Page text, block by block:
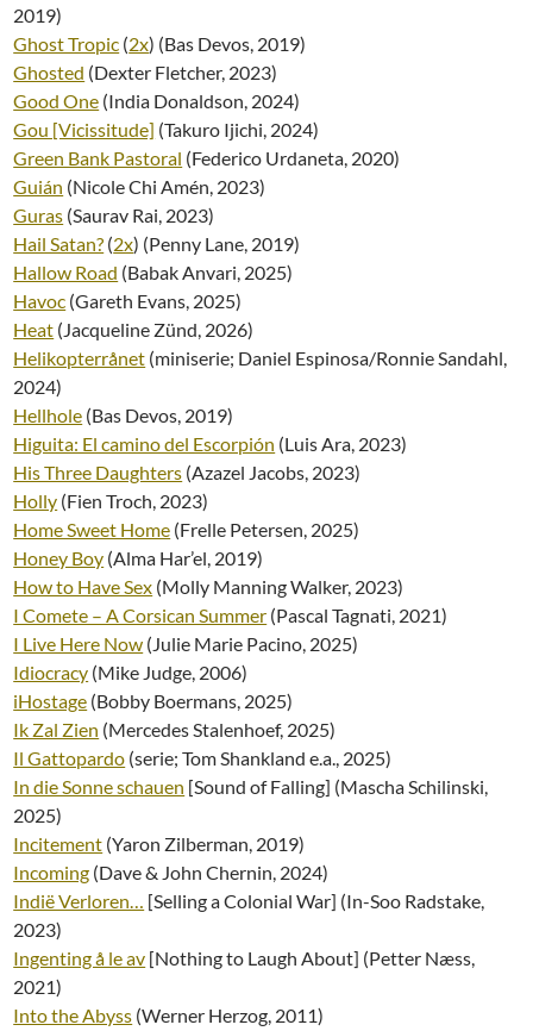
2019)
Ghost Tropic (2x) (Bas Devos, 2019)
Ghosted (Dexter Fletcher, 2023)
Good One (India Donaldson, 2024)
Gou [Vicissitude] (Takuro Ijichi, 2024)
Green Bank Pastoral (Federico Urdaneta, 2020)
Guián (Nicole Chi Amén, 2023)
Guras (Saurav Rai, 2023)
Hail Satan? (2x) (Penny Lane, 2019)
Hallow Road (Babak Anvari, 2025)
Havoc (Gareth Evans, 2025)
Heat (Jacqueline Zünd, 2026)
Helikopterrånet (miniserie; Daniel Espinosa/Ronnie Sandahl,
2024)
Hellhole (Bas Devos, 2019)
Higuita: El camino del Escorpión (Luis Ara, 2023)
His Three Daughters (Azazel Jacobs, 2023)
Holly (Fien Troch, 2023)
Home Sweet Home (Frelle Petersen, 2025)
Honey Boy (Alma Har’el, 2019)
How to Have Sex (Molly Manning Walker, 2023)
I Comete – A Corsican Summer (Pascal Tagnati, 2021)
I Live Here Now (Julie Marie Pacino, 2025)
Idiocracy (Mike Judge, 2006)
iHostage (Bobby Boermans, 2025)
Ik Zal Zien (Mercedes Stalenhoef, 2025)
Il Gattopardo (serie; Tom Shankland e.a., 2025)
In die Sonne schauen [Sound of Falling] (Mascha Schilinski,
2025)
Incitement (Yaron Zilberman, 2019)
Incoming (Dave & John Chernin, 2024)
Indië Verloren… [Selling a Colonial War] (In-Soo Radstake,
2023)
Ingenting å le av [Nothing to Laugh About] (Petter Næss,
2021)
Into the Abyss (Werner Herzog, 2011)